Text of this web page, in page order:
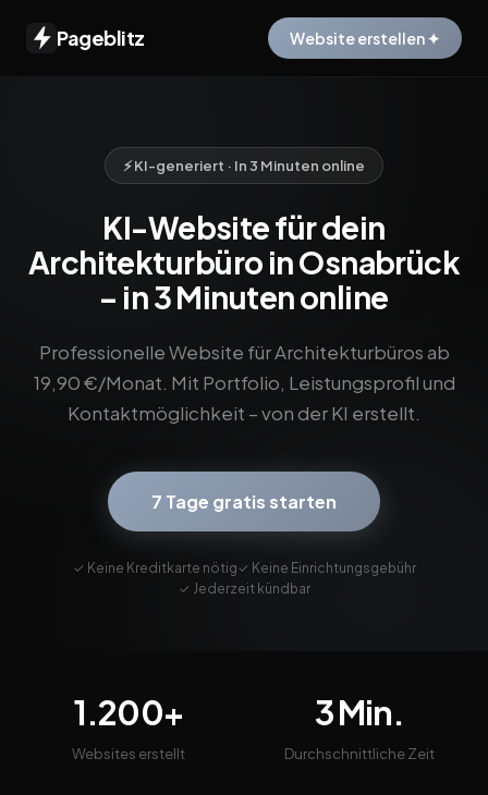
Pageblitz Website erstellen ✦
⚡ KI-generiert · In 3 Minuten online
KI-Website für dein
Architekturbüro in Osnabrück
– in 3 Minuten online
Professionelle Website für Architekturbüros ab
19,90 €/Monat. Mit Portfolio, Leistungsprofil und
Kontaktmöglichkeit – von der KI erstellt.
7 Tage gratis starten
✓ Keine Kreditkarte nötig✓ Keine Einrichtungsgebühr
✓ Jederzeit kündbar
1.200+
Websites erstellt
3 Min.
Durchschnittliche Zeit